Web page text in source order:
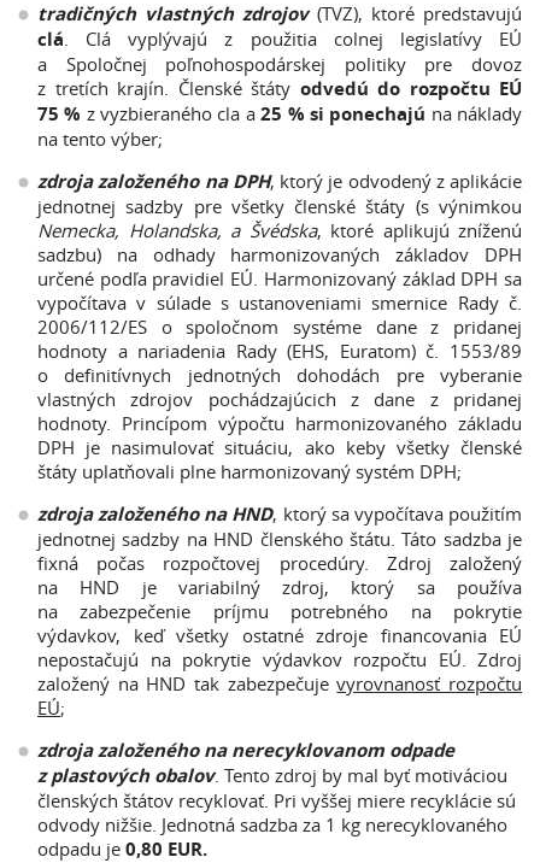
tradičných vlastných zdrojov(TVZ), ktoré predstavujú
clá. Clá vyplývajú z použitia colnej legislatívy EÚ
a Spoločnej poľnohospodárskej politiky pre dovoz
z tretích krajín. Členské štáty odvedú do rozpočtu EÚ
75 % z vyzbieraného cla a25 % si ponechajú na náklady
na tento výber;
zdroja založeného na DPH, ktorý je odvodený z aplikácie
jednotnej sadzby pre všetky členské štáty (s výnimkou
Nemecka, Holandska, a Švédska, ktoré aplikujú zníženú
sadzbu) na odhady harmonizovaných základov DPH
určené podľa pravidiel EÚ. Harmonizovaný základ DPH sa
vypočítava v súlade s ustanoveniami smernice Rady č.
2006/112/ES o spoločnom systéme dane z pridanej
hodnoty a nariadenia Rady (EHS, Euratom) č. 1553/89
o definitívnych jednotných dohodách pre vyberanie
vlastných zdrojov pochádzajúcich z dane z pridanej
hodnoty. Princípom výpočtu harmonizovaného základu
DPH je nasimulovať situáciu, ako keby všetky členské
štáty uplatňovali plne harmonizovaný systém DPH;
zdroja založeného na HND, ktorý sa vypočítava použitím
jednotnej sadzby na HND členského štátu. Táto sadzba je
fixná počas rozpočtovej procedúry. Zdroj založený
na HND je variabilný zdroj, ktorý sa používa
na zabezpečenie príjmu potrebného na pokrytie
výdavkov, keď všetky ostatné zdroje financovania EÚ
nepostačujú na pokrytie výdavkov rozpočtu EÚ. Zdroj
založený na HND tak zabezpečujevyrovnanosť rozpočtu
EÚ;
zdroja založeného na nerecyklovanom odpade
z plastových obalov. Tento zdroj by mal byť motiváciou
členských štátov recyklovať. Pri vyššej miere recyklácie sú
odvody nižšie. Jednotná sadzba za 1 kg nerecyklovaného
odpadu je 0,80 EUR.